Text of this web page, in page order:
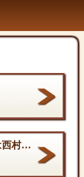
交通事故のケガ 交通事故施術は西村ひでき接骨院